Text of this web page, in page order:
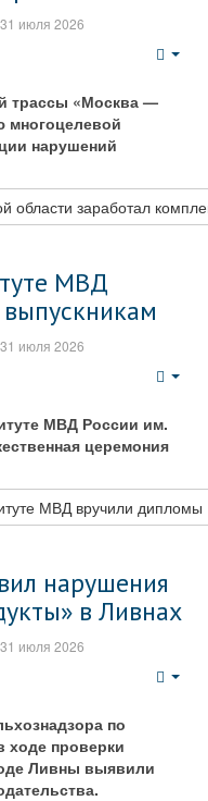
31 июля 2026
трассы «Москва —
многоцелевой
нарушений
области заработал
МВД
31 июля 2026
МВД России им.
церемония
МВД вручили дипломы
нарушения
в Ливнах
31 июля 2026
по
ходе проверки
Ливны выявили